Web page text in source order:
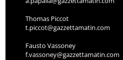
Thomas Piccot
t.piccot@gazzettamatin.com
Fausto Vassoney
f.vassoney@gazzettamatin.com